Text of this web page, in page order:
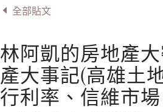
全部貼文
林阿凱的房地產
產大事記(高雄土
行利率、信維市